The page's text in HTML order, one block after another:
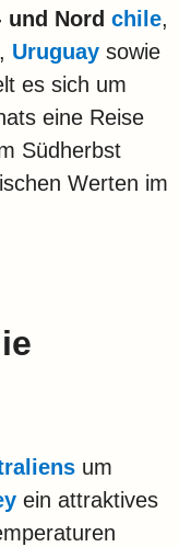
und Nord chile,
, Uruguay sowie
es sich um
eine Reise
Südherbst
Werten im
um
ein attraktives